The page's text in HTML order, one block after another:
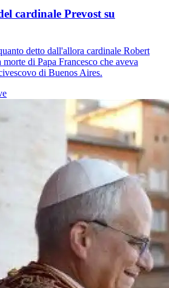
cardinale Prevost su
detto dall'allora cardinale Robert
di Papa Francesco che aveva
di Buenos Aires.